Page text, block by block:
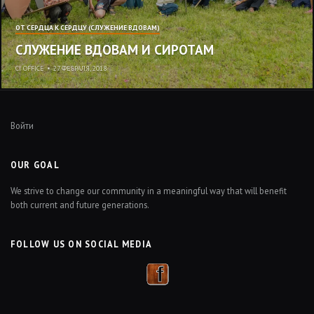
ОТ СЕРДЦА К СЕРДЦУ (СЛУЖЕНИЕ ВДОВАМ)
СЛУЖЕНИЕ ВДОВАМ И СИРОТАМ
CI OFFICE • 27 ФЕВРАЛЯ, 2018
Войти
OUR GOAL
We strive to change our community in a meaningful way that will benefit
both current and future generations.
FOLLOW US ON SOCIAL MEDIA